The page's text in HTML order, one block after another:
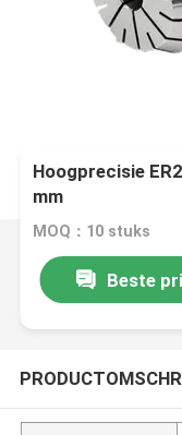
Hoogprecisie
mm
MOQ：10 stuks
Beste